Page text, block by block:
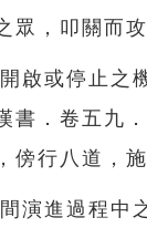
眾，叩關而攻
啟或停止之
書．卷五九
傍行八道，
演進過程中